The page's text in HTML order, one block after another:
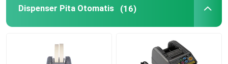
Dispenser Pita Otomatis (16)